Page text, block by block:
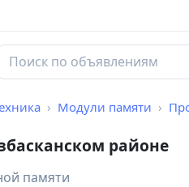
Модули памяти
районе
памяти